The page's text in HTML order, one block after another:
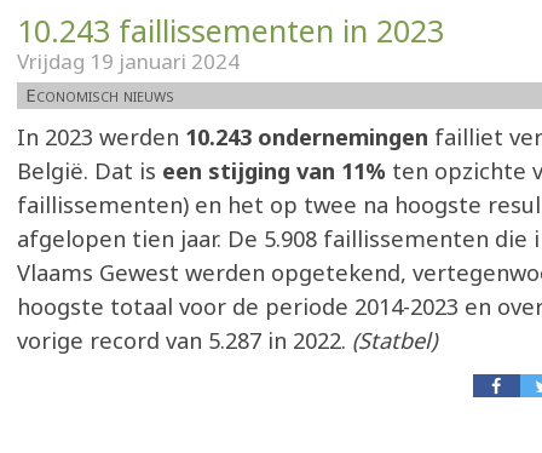
10.243 faillissementen in 2023
Vrijdag 19 januari 2024
Economisch nieuws
In 2023 werden 10.243 ondernemingen failliet
België. Dat is een stijging van 11% ten opzichte
faillissementen) en het op twee na hoogste
afgelopen tien jaar. De 5.908 faillissementen die
Vlaams Gewest werden opgetekend,
hoogste totaal voor de periode 2014-2023 en
vorige record van 5.287 in 2022. (Statbel)